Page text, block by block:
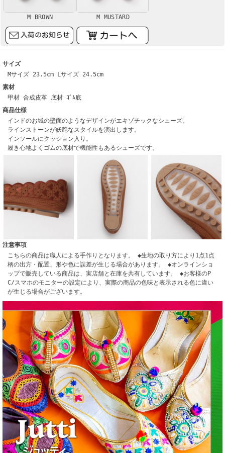
M BROWN M MUSTARD
サイズ
Mサイズ 23.5cm Lサイズ 24.5cm
素材
甲材 合成皮革 底材 ｺﾞﾑ底
商品仕様
インドのお城の壁面のようなデザインがエキゾチックなシューズ。
ラインストーンが妖艶なスタイルを演出します。
インソールにクッション入り。
履き心地よくゴムの底材で機能性もあるシューズです。
注意事項
こちらの商品は職人による手作りとなります。 ◆生地の取り方により1点1点
柄の出方・配置、形や色に誤差が生じる場合があります。 ◆オンラインショ
ップで販売している商品は、実店舗と在庫を共有しています。 ◆お客様のP
C/スマホのモニターの設定により、実際の商品の色味と表示される色に違い
が生じる場合がございます。